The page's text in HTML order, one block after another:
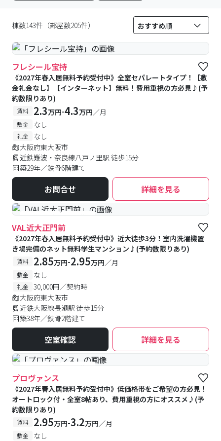
棟数143件（部屋数205件）
フレシール宝持
《2027年春入居無料予約受付中》全室セパレートタイプ！【敷
金礼金なし】【インターネット】無料！費用重視の方必見♪(予
約数限りあり)
賃料 2.3万円-4.3万円／月
敷金 なし
礼金
なし
大阪府東大阪市
近鉄難波・奈良線八戸ノ里駅 徒歩15分
築29年／鉄骨6階建て
お問合せ 詳細を見る
#予約受付中 #空室待ち
VAL近大正門前
《2027年春入居無料予約受付中》近大徒歩3分！室内洗濯機置
き場完備のネット無料学生マンション♪(予約数限りあり)
賃料 2.85万円-2.95万円／月
敷金 なし
礼金
30,000円／契約時
大阪府東大阪市
近鉄大阪線長瀬駅 徒歩15分
築38年／鉄骨2階建て
空室確認 詳細を見る
#予約受付中 #空室待ち
プロヴァンス
《2027年春入居無料予約受付中》低価格帯をご希望の方必見！
オートロック付・全室8帖あり、費用重視の方にオススメ♪(予
約数限りあり)
賃料 2.95万円-3.2万円／月
敷金 なし